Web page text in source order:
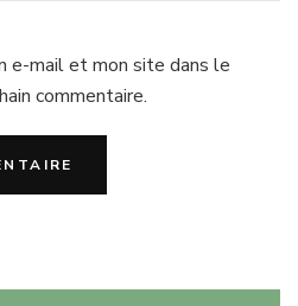
e-mail et mon site dans le
commentaire.